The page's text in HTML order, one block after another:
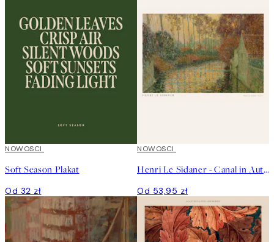
NOWOSCI
Soft Season Plakat
Od 32 zł
NOWOSCI
Henri Le Sidaner - Canal in Autumn Plakat
Od 53,95 zł